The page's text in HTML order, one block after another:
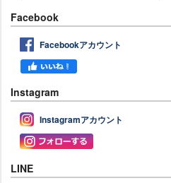
Facebook
Facebookアカウント
Instagram
Instagramアカウント
LINE